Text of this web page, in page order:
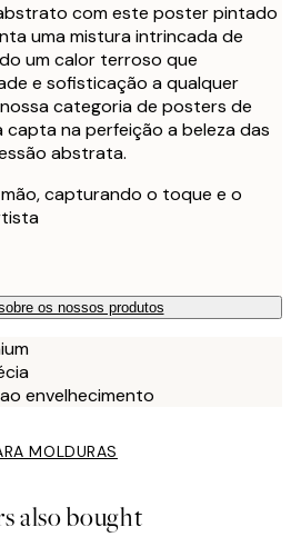
com este poster pintado
uma mistura intrincada de
um calor terroso que
e sofisticação a qualquer
categoria de posters de
na perfeição a beleza das
abstrata.
capturando o toque e o
os nossos produtos
envelhecimento
MOLDURAS
also bought